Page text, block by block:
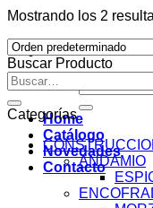
por:
Home
Catálogo
Novedades
Contacto
Mostrando los 2
Buscar Producto
Buscar
por:
Categorías
ANDAMIO